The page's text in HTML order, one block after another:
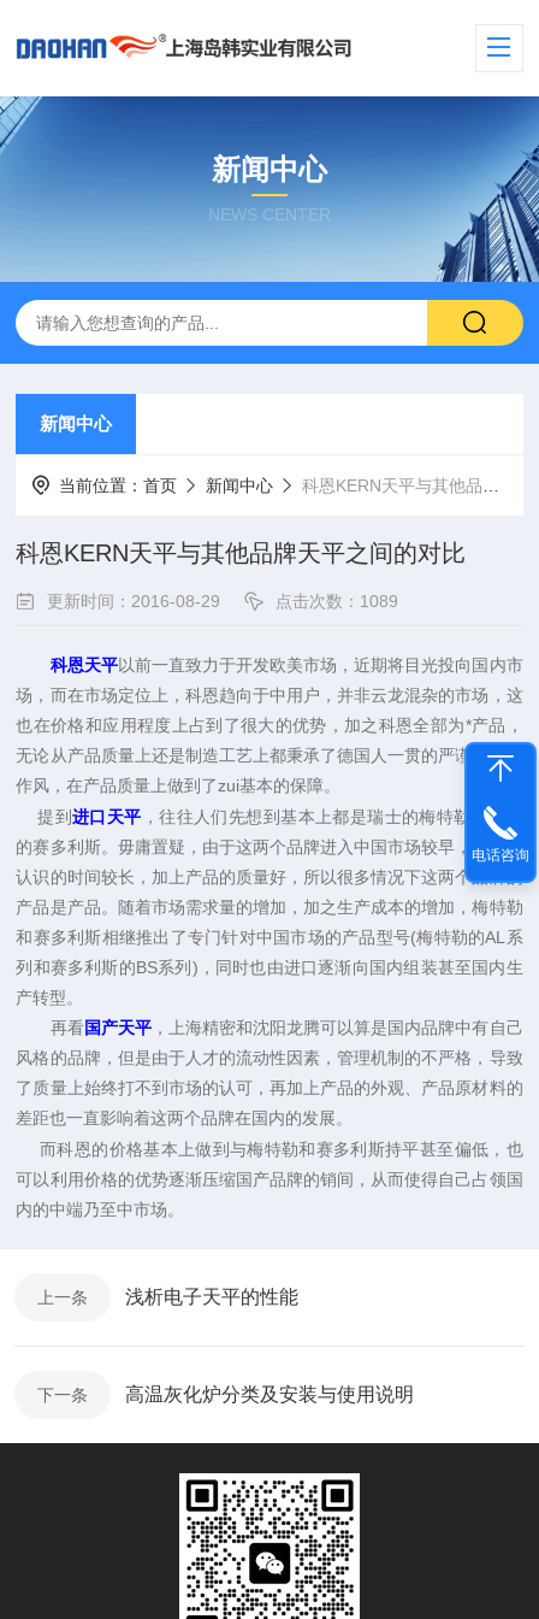
新闻中心
NEWS CENTER
新闻中心
当前位置：首页 新闻中心 科恩KERN天平与其他品牌天平之间的对比
科恩KERN天平与其他品牌天平之间的对比
更新时间：2016-08-29 点击次数：1089
科恩天平以前一直致力于开发欧美市场，近期将目光投向国内市
场，而在市场定位上，科恩趋向于中用户，并非云龙混杂的市场，这
也在价格和应用程度上占到了很大的优势，加之科恩全部为*产品，
无论从产品质量上还是制造工艺上都秉承了德国人一贯的严谨认真的
作风，在产品质量上做到了zui基本的保障。
提到 进口天平 ，往往人们先想到基本上都是瑞士的梅特勒和德国
的赛多利斯。毋庸置疑，由于这两个品牌进入中国市场较早，被人们
认识的时间较长，加上产品的质量好，所以很多情况下这两个品牌的
产品是产品。随着市场需求量的增加，加之生产成本的增加，梅特勒
和赛多利斯相继推出了专门针对中国市场的产品型号(梅特勒的AL 系
列和赛多利斯的BS系列 ) ，同时也由进口逐渐向国内组装甚至国内生
产转型。
再看国产天平，上海精密和沈阳龙腾可以算是国内品牌中有自己
风格的品牌，但是由于人才的流动性因素，管理机制的不严格，导致
了质量上始终打不到市场的认可，再加上产品的外观、产品原材料的
差距也一直影响着这两个品牌在国内的发展。
而科恩的价格基本上做到与梅特勒和赛多利斯持平甚至偏低，也
可以利用价格的优势逐渐压缩国产品牌的销间，从而使得自己占领国
内的中端乃至中市场。
上一条 浅析电子天平的性能
下一条 高温灰化炉分类及安装与使用说明
电话咨询